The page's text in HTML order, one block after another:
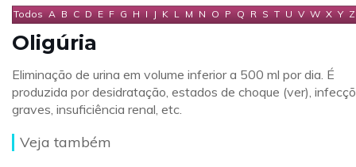
Todos A B C D E F G H I J K L M N O P Q R S T U V W X Y Z
Oligúria
Eliminação de urina em volume inferior a 500 ml por dia. É
produzida por desidratação, estados de choque (ver),
graves, insuficiência renal, etc.
Veja também